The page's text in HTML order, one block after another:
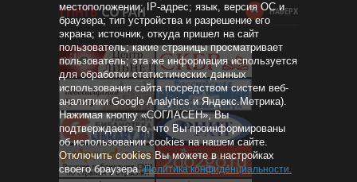
НАВЕРХ
местоположении; IP-адрес; язык, версия ОС и
браузера; тип устройства и разрешение его
экрана; источник, откуда пришел на сайт
пользователь; какие страницы просматривает
пользователь; эта же информация используется
для обработки статистических данных
использования сайта посредством систем веб-
аналитики Google Analytics и Яндекс.Метрика).
Нажимая кнопку «СОГЛАСЕН», Вы
подтверждаете то, что Вы проинформированы
об использовании cookies на нашем сайте.
Отключить cookies Вы можете в настройках
своего браузера.Политика конфиденциальности.